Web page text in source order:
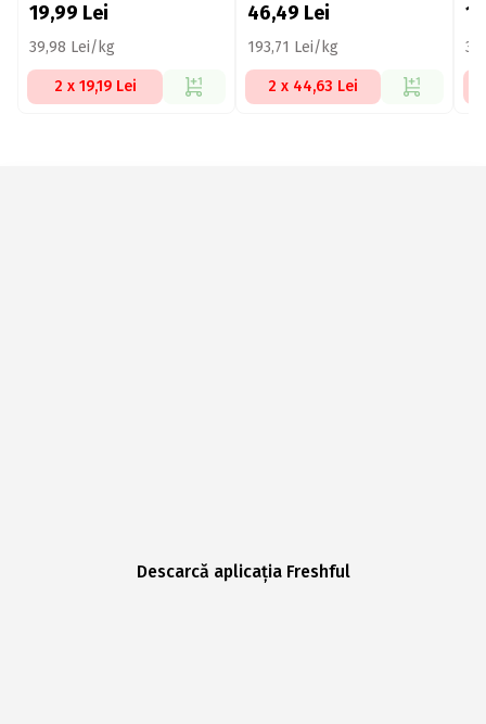
19,99 Lei
39,98 Lei/kg
2 x 19,19 Lei
46,49 Lei
193,71 Lei/kg
2 x 44,63 Lei
Descarcă aplicația Freshful